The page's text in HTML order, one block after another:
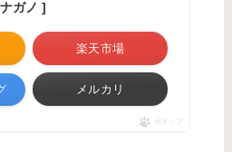
ガノ ]
楽天市場
メルカリ
ポチップ